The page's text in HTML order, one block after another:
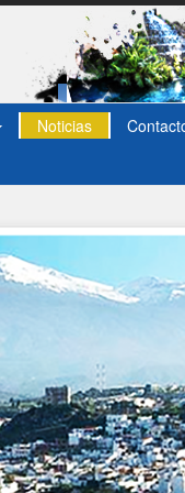
Noticias